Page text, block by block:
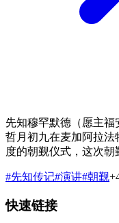
先知穆罕默德（愿主
哲月初九在麦加阿拉
度的朝觐仪式，这次朝
#先知传记#演讲#朝觐+
快速链接